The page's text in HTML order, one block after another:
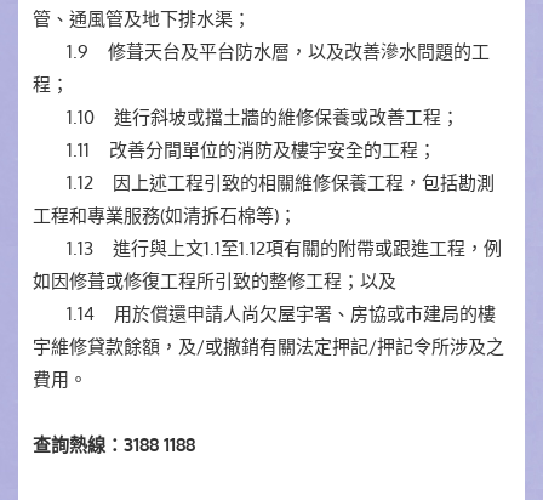
管、通風管及地下排水渠；
1.9 修葺天台及平台防水層，以及改善滲水問題的工
程；
1.10 進行斜坡或擋土牆的維修保養或改善工程；
1.11 改善分間單位的消防及樓宇安全的工程；
1.12 因上述工程引致的相關維修保養工程，包括勘測
工程和專業服務(如清拆石棉等)；
1.13 進行與上文1.1至1.12項有關的附帶或跟進工程，例
如因修葺或修復工程所引致的整修工程；以及
1.14 用於償還申請人尚欠屋宇署、房協或市建局的樓
宇維修貸款餘額，及/或撤銷有關法定押記/押記令所涉及之
費用。
查詢熱線：3188 1188